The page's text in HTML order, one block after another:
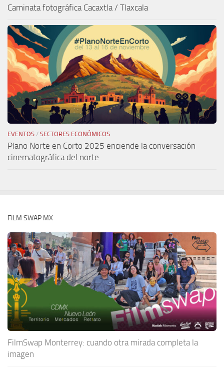
Caminata fotográfica Cacaxtla / Tlaxcala
EVENTOS / SECTORES ECONÓMICOS
Plano Norte en Corto 2025 enciende la conversación
cinematográfica del norte
FILM SWAP MX
FilmSwap Monterrey: cuando otra mirada completa la
imagen